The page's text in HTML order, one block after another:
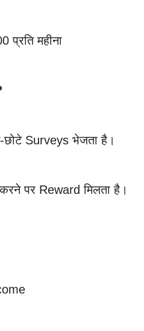
प्रति महीना
छोटे Surveys भेजता है।
पर Reward मिलता है।